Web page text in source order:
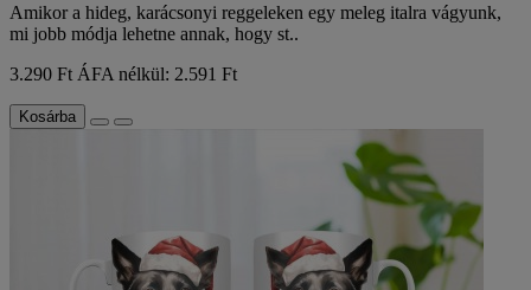
Amikor a hideg, karácsonyi reggeleken egy meleg italra vágyunk,
mi jobb módja lehetne annak, hogy st..
3.290 Ft ÁFA nélkül: 2.591 Ft
Kosárba